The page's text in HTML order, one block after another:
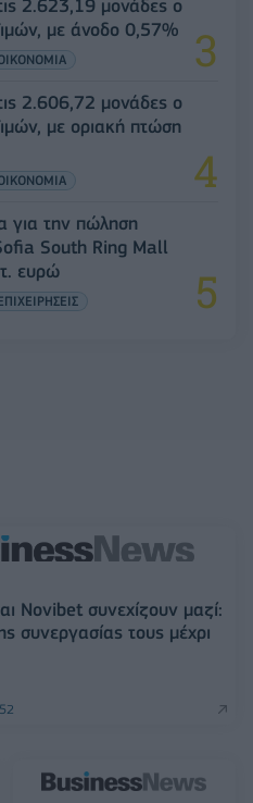
2.623,19 μονάδες ο
Τιμών, με άνοδο 0,57%
2.606,72 μονάδες ο
με οριακή πτώση
για την πώληση
South Ring Mall
ευρώ
Novibet συνεχίζουν μαζί:
συνεργασίας τους μέχρι